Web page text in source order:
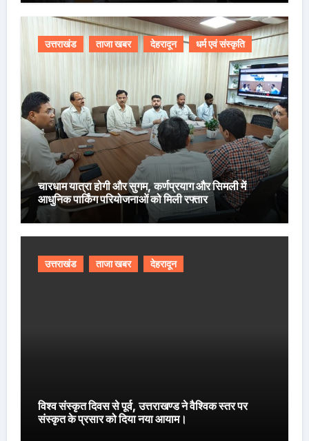
उत्तराखंड ताजा खबर देहरादून धर्म एवं संस्कृति
चारधाम यात्रा होगी और सुगम, कर्णप्रयाग और सिमली में
आधुनिक पार्किंग परियोजनाओं को मिली रफ्तार
उत्तराखंड ताजा खबर देहरादून
विश्व संस्कृत दिवस से पूर्व, उत्तराखण्ड ने वैश्विक स्तर पर
संस्कृत के प्रसार को दिया नया आयाम।